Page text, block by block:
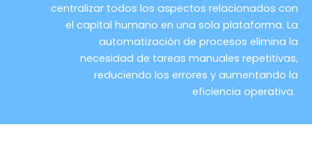
centralizar todos los aspectos relacionados con
el capital humano en una sola plataforma. La
automatización de procesos elimina la
necesidad de tareas manuales repetitivas,
reduciendo los errores y aumentando la
eficiencia operativa.